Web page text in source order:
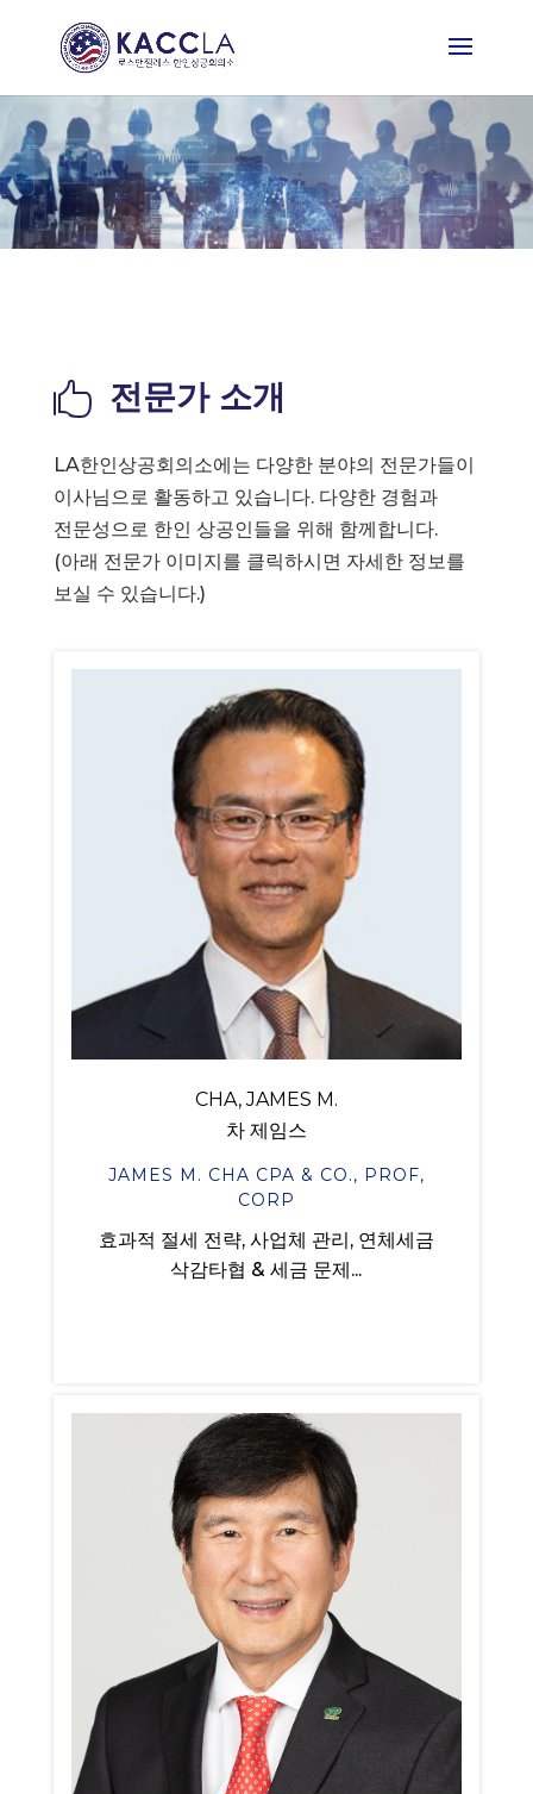
 전문가 소개
LA한인상공회의소에는 다양한 분야의 전문가들이
이사님으로 활동하고 있습니다. 다양한 경험과
전문성으로 한인 상공인들을 위해 함께합니다.
(아래 전문가 이미지를 클릭하시면 자세한 정보를
보실 수 있습니다.)
CHA, JAMES M.
차 제임스
JAMES M. CHA CPA & CO., PROF,
CORP
효과적 절세 전략, 사업체 관리, 연체세금
삭감타협 & 세금 문제...